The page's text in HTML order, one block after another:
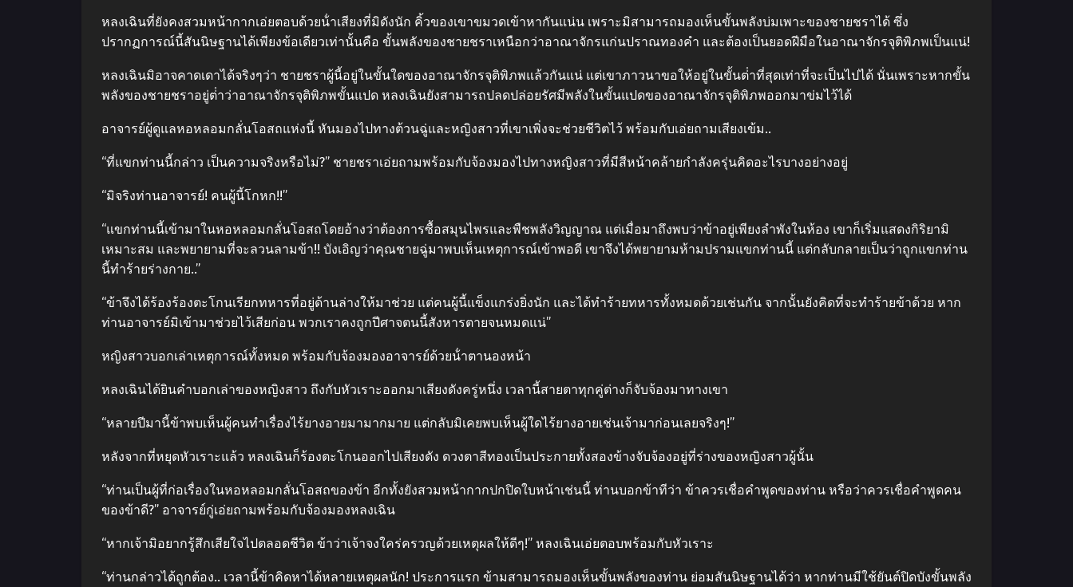
หลงเฉินที่ยังคงสวมหน้ากากเอ่ยตอบด้วยน้ําเสียงที่มิดังนัก คิ้วของเขาขมวดเข้าหากันแน่น เพราะมิสามารถมองเห็นขั้นพลังบ่มเพาะของชายชราได้ ซึ่ง
ปรากฏการณ์นี้สันนิษฐานได้เพียงข้อเดียวเท่านั้นคือ ขั้นพลังของชายชราเหนือกว่าอาณาจักรแก่นปราณทองคํา และต้องเป็นยอดฝีมือในอาณาจักรจุติพิภพเป็นแน่!
หลงเฉินมิอาจคาดเดาได้จริงๆว่า ชายชราผู้นี้อยู่ในขั้นใดของอาณาจักรจุติพิภพแล้วกันแน่ แต่เขาภาวนาขอให้อยู่ในขั้นต่ําที่สุดเท่าที่จะเป็นไปได้ นั่นเพราะหากขั้น
พลังของชายชราอยู่ต่ําว่าอาณาจักรจุติพิภพขั้นแปด หลงเฉินยังสามารถปลดปล่อยรัศมีพลังในขั้นแปดของอาณาจักรจุติพิภพออกมาข่มไว้ได้
อาจารย์ผู้ดูแลหอหลอมกลั่นโอสถแห่งนี้ หันมองไปทางต้วนฉู่และหญิงสาวที่เขาเพิ่งจะช่วยชีวิตไว้ พร้อมกับเอ่ยถามเสียงเข้ม..
“ที่แขกท่านนี้กล่าว เป็นความจริงหรือไม่?” ชายชราเอ่ยถามพร้อมกับจ้องมองไปทางหญิงสาวที่มีสีหน้าคล้ายกําลังครุ่นคิดอะไรบางอย่างอยู่
“มิจริงท่านอาจารย์! คนผู้นี้โกหก!!”
“แขกท่านนี้เข้ามาในหอหลอมกลั่นโอสถโดยอ้างว่าต้องการซื้อสมุนไพรและพืชพลังวิญญาณ แต่เมื่อมาถึงพบว่าข้าอยู่เพียงลําพังในห้อง เขาก็เริ่มแสดงกิริยามิ
เหมาะสม และพยายามที่จะลวนลามข้า!! บังเอิญว่าคุณชายฉู่มาพบเห็นเหตุการณ์เข้าพอดี เขาจึงได้พยายามห้ามปรามแขกท่านนี้ แต่กลับกลายเป็นว่าถูกแขกท่าน
นี้ทําร้ายร่างกาย..”
“ข้าจึงได้ร้องร้องตะโกนเรียกทหารที่อยู่ด้านล่างให้มาช่วย แต่คนผู้นี้แข็งแกร่งยิ่งนัก และได้ทําร้ายทหารทั้งหมดด้วยเช่นกัน จากนั้นยังคิดที่จะทําร้ายข้าด้วย หาก
ท่านอาจารย์มิเข้ามาช่วยไว้เสียก่อน พวกเราคงถูกปีศาจตนนี้สังหารตายจนหมดแน่”
หญิงสาวบอกเล่าเหตุการณ์ทั้งหมด พร้อมกับจ้องมองอาจารย์ด้วยน้ําตานองหน้า
หลงเฉินได้ยินคําบอกเล่าของหญิงสาว ถึงกับหัวเราะออกมาเสียงดังครู่หนึ่ง เวลานี้สายตาทุกคู่ต่างก็จับจ้องมาทางเขา
“หลายปีมานี้ข้าพบเห็นผู้คนทําเรื่องไร้ยางอายมามากมาย แต่กลับมิเคยพบเห็นผู้ใดไร้ยางอายเช่นเจ้ามาก่อนเลยจริงๆ!”
หลังจากที่หยุดหัวเราะแล้ว หลงเฉินก็ร้องตะโกนออกไปเสียงดัง ดวงตาสีทองเป็นประกายทั้งสองข้างจับจ้องอยู่ที่ร่างของหญิงสาวผู้นั้น
“ท่านเป็นผู้ที่ก่อเรื่องในหอหลอมกลั่นโอสถของข้า อีกทั้งยังสวมหน้ากากปกปิดใบหน้าเช่นนี้ ท่านบอกข้าทีว่า ข้าควรเชื่อคําพูดของท่าน หรือว่าควรเชื่อคําพูดคน
ของข้าดี?” อาจารย์กู่เอ่ยถามพร้อมกับจ้องมองหลงเฉิน
“หากเจ้ามิอยากรู้สึกเสียใจไปตลอดชีวิต ข้าว่าเจ้าจงใคร่ครวญด้วยเหตุผลให้ดีๆ!” หลงเฉินเอ่ยตอบพร้อมกับหัวเราะ
“ท่านกล่าวได้ถูกต้อง.. เวลานี้ข้าคิดหาได้หลายเหตุผลนัก! ประการแรก ข้ามสามารถมองเห็นขั้นพลังของท่าน ย่อมสันนิษฐานได้ว่า หากท่านมีใช้ยันต์ปิดบังขั้นพลัง